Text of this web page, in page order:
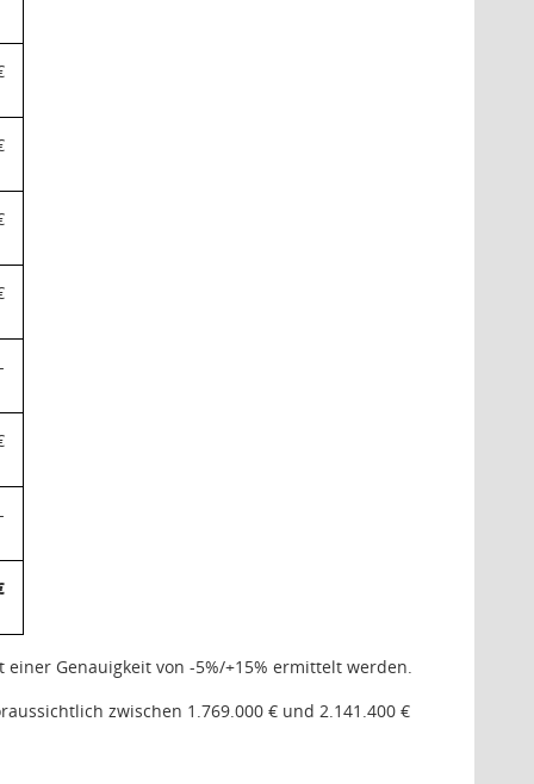
Genauigkeit von -5%/+15% ermittelt werden.
zwischen 1.769.000 € und 2.141.400 €